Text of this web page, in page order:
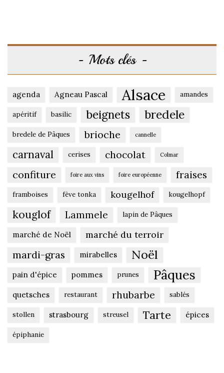
Mots clés
agenda Agneau Pascal Alsace amandes
apéritif basilic beignets bredele
bredele de Pâques brioche cannelle
carnaval cerises chocolat Colmar
confiture foire aux vins foire européenne fraises
framboises fève tonka kougelhof kougelhopf
kouglof Lammele lapin de Pâques
marché de Noël marché du terroir
mardi-gras mirabelles Noël
pain d'épice pommes prunes Pâques
quetsches restaurant rhubarbe sablés
stollen strasbourg streusel Tarte épices
épiphanie